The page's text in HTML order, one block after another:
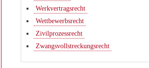
Werkvertragsrecht
Wettbewerbsrecht
Zivilprozessrecht
Zwangsvollstreckungsrecht